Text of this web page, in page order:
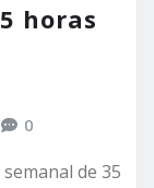
horas
0
de 35